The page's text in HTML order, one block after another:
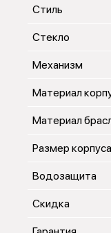
Стиль
Стекло
Механизм
Материал
Материал
Размер корпуса
Водозащита
Скидка